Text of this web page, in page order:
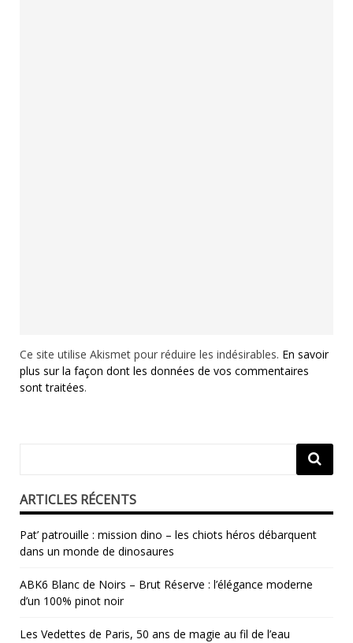
Ce site utilise Akismet pour réduire les indésirables. En savoir
plus sur la façon dont les données de vos commentaires
sont traitées.
ARTICLES RÉCENTS
Pat’ patrouille : mission dino – les chiots héros débarquent
dans un monde de dinosaures
ABK6 Blanc de Noirs – Brut Réserve : l’élégance moderne
d’un 100% pinot noir
Les Vedettes de Paris, 50 ans de magie au fil de l’eau